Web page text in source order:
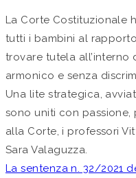
La Corte Costituzionale
tutti i bambini al
trovare tutela
armonico e senza
Una lite strategica,
sono uniti con
alla Corte, i professori
Sara Valaguzza.
La sentenza n. 32/2021